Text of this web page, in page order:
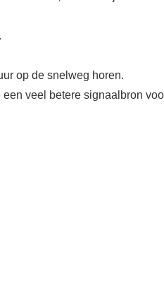
op de snelweg horen.
veel betere signaalbron